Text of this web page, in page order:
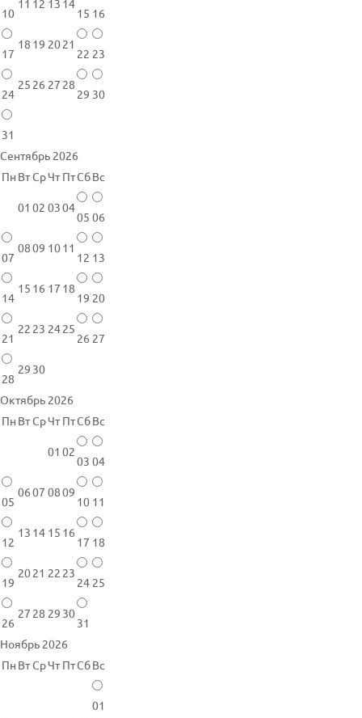
10
11 12 13 14
15 16
17
18 19 2021
22 23
24
25 26 27 28
29 30
31
Сентябрь 2026
Пн ВтСрЧт ПтСбВс
01 02 0304
05 06
07
0809 1011
12 13
14
15 16 17 18
19 20
21
22 23 2425
26 27
28
29 30
Октябрь 2026
Пн ВтСрЧт ПтСбВс
01 02
03 04
05
0607 0809
10 11
12
13 14 15 16
17 18
19
2021 22 23
24 25
26
27 28 29 30
31
Ноябрь 2026
Пн ВтСрЧт ПтСбВс
01